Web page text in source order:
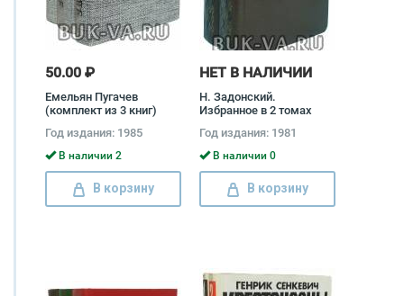
50.00 ₽
Емельян Пугачев
(комплект из 3 книг)
Год издания: 1985
В наличии 2
В корзину
НЕТ В НАЛИЧИИ
Н. Задонский.
Избранное в 2 томах
Задонский
Год издания: 1981
В наличии 0
В корзину